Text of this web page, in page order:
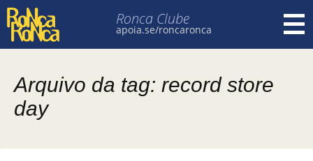
Ronca Clube
apoia.se/roncaronca
Arquivo da tag: record store
day